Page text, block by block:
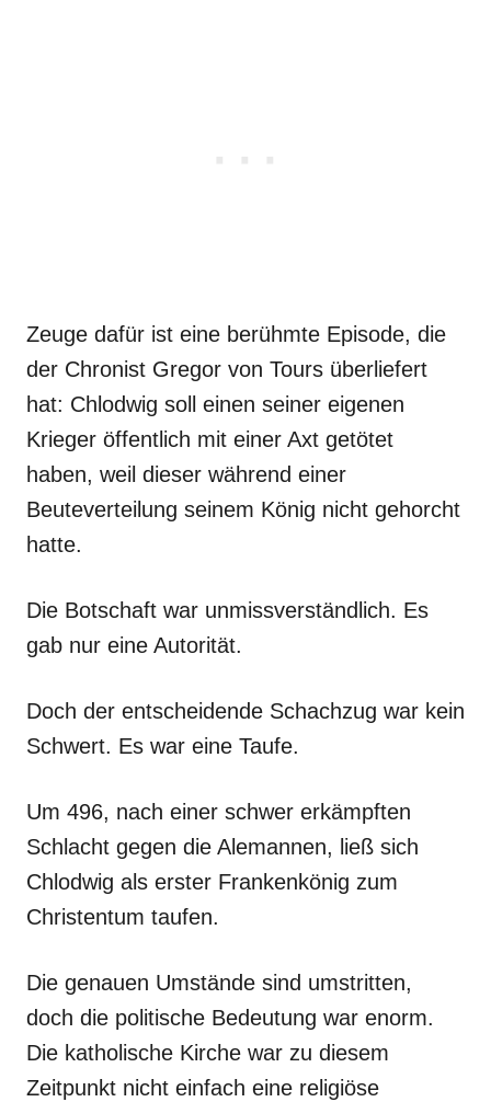
Zeuge dafür ist eine berühmte Episode, die
der Chronist Gregor von Tours überliefert
hat: Chlodwig soll einen seiner eigenen
Krieger öffentlich mit einer Axt getötet
haben, weil dieser während einer
Beuteverteilung seinem König nicht gehorcht
hatte.
Die Botschaft war unmissverständlich. Es
gab nur eine Autorität.
Doch der entscheidende Schachzug war kein
Schwert. Es war eine Taufe.
Um 496, nach einer schwer erkämpften
Schlacht gegen die Alemannen, ließ sich
Chlodwig als erster Frankenkönig zum
Christentum taufen.
Die genauen Umstände sind umstritten,
doch die politische Bedeutung war enorm.
Die katholische Kirche war zu diesem
Zeitpunkt nicht einfach eine religiöse